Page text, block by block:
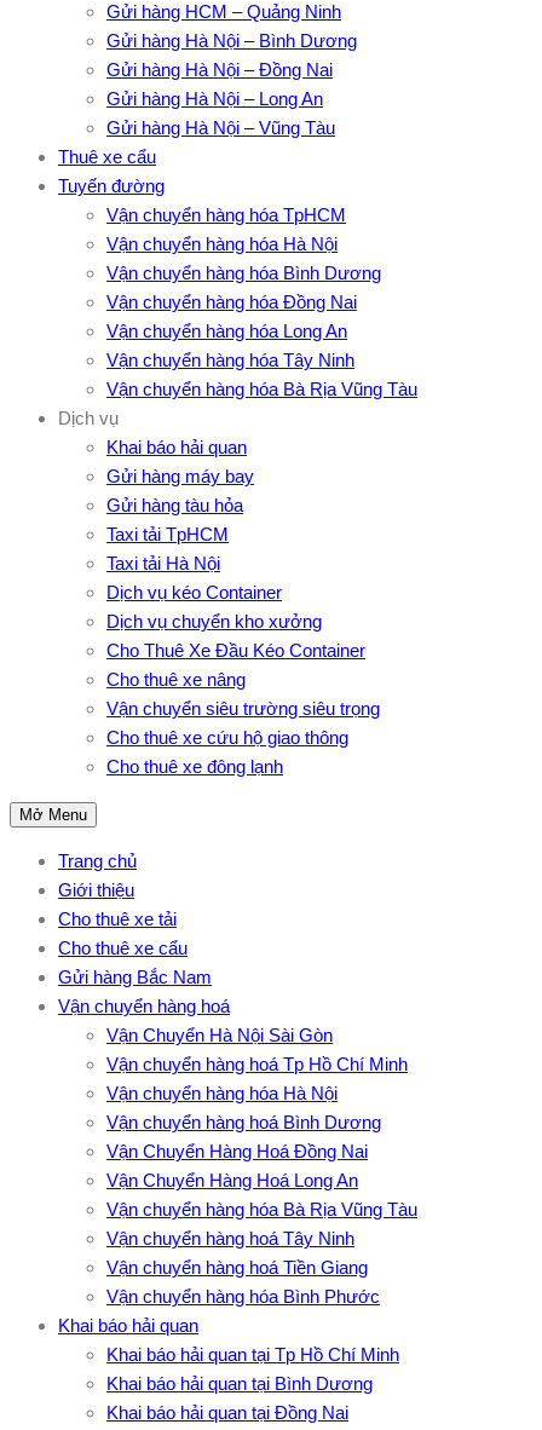
Gửi hàng HCM – Quảng Ninh
Gửi hàng Hà Nội – Bình Dương
Gửi hàng Hà Nội – Đồng Nai
Gửi hàng Hà Nội – Long An
Gửi hàng Hà Nội – Vũng Tàu
Thuê xe cẩu
Tuyến đường
Vận chuyển hàng hóa TpHCM
Vận chuyển hàng hóa Hà Nội
Vận chuyển hàng hóa Bình Dương
Vận chuyển hàng hóa Đồng Nai
Vận chuyển hàng hóa Long An
Vận chuyển hàng hóa Tây Ninh
Vận chuyển hàng hóa Bà Rịa Vũng Tàu
Dịch vụ
Khai báo hải quan
Gửi hàng máy bay
Gửi hàng tàu hỏa
Taxi tải TpHCM
Taxi tải Hà Nội
Dịch vụ kéo Container
Dịch vụ chuyển kho xưởng
Cho Thuê Xe Đầu Kéo Container
Cho thuê xe nâng
Vận chuyển siêu trường siêu trọng
Cho thuê xe cứu hộ giao thông
Cho thuê xe đông lạnh
Mở Menu
Trang chủ
Giới thiệu
Cho thuê xe tải
Cho thuê xe cẩu
Gửi hàng Bắc Nam
Vận chuyển hàng hoá
Vận Chuyển Hà Nội Sài Gòn
Vận chuyển hàng hoá Tp Hồ Chí Minh
Vận chuyển hàng hóa Hà Nội
Vận chuyển hàng hoá Bình Dương
Vận Chuyển Hàng Hoá Đồng Nai
Vận Chuyển Hàng Hoá Long An
Vận chuyển hàng hóa Bà Rịa Vũng Tàu
Vận chuyển hàng hoá Tây Ninh
Vận chuyển hàng hoá Tiền Giang
Vận chuyển hàng hóa Bình Phước
Khai báo hải quan
Khai báo hải quan tại Tp Hồ Chí Minh
Khai báo hải quan tại Bình Dương
Khai báo hải quan tại Đồng Nai